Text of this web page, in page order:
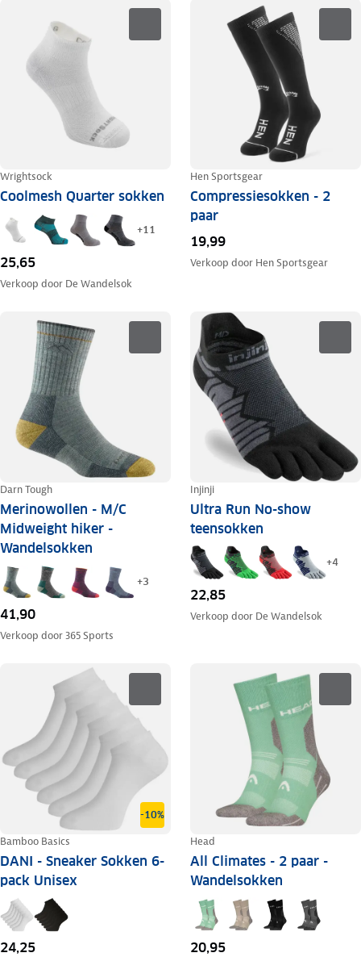
Wrightsock
Coolmesh Quarter sokken
+11
25,65
Verkoop door De Wandelsok
Hen Sportsgear
Compressiesokken - 2
paar
19,99
Verkoop door Hen Sportsgear
Darn Tough
Merinowollen - M/C
Midweight hiker -
Wandelsokken
+3
41,90
Verkoop door365 Sports
Injinji
Ultra Run No-show
teensokken
+4
22,85
Verkoop door De Wandelsok
-10%
Bamboo Basics
DANI - Sneaker Sokken 6-
pack Unisex
24,25
Head
All Climates - 2 paar -
Wandelsokken
20,95